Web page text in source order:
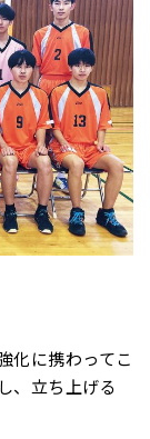
化に携わってこ
、立ち上げる